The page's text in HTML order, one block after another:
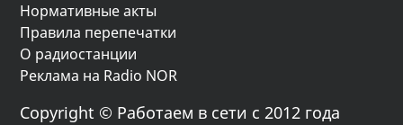
Нормативные акты
Правила перепечатки
О радиостанции
Реклама на Radio NOR
Copyright © Работаем в сети с 2012 года